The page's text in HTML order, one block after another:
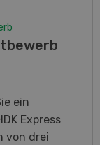
ein
Express
von drei